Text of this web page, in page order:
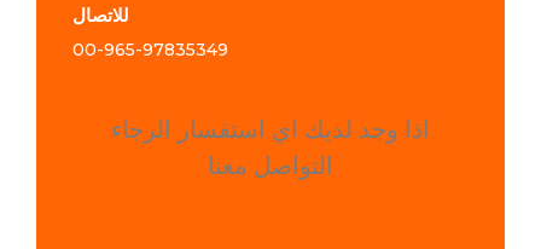
للاتصال
00-965-97835349
اذا وجد لديك اي استفسار الرجاء
التواصل معنا